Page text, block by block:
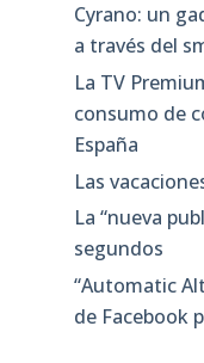
Cyrano: un
a través del
La TV
consumo de
España
Las
La “nueva
segundos
“Automatic
de Facebook